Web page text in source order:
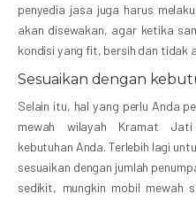
penyedia jasa juga harus
akan disewakan, agar ketika
kondisi yang fit, bersih dan tidak
Sesuaikan dengan
Selain itu, hal yang perlu Anda
mewah wilayah Kramat Jati
kebutuhan Anda. Terlebih lagi
sesuaikan dengan jumlah
sedikit, mungkin mobil mewah